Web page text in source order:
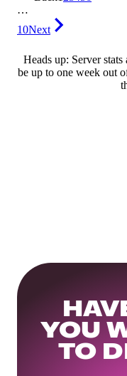
…
10Next
Heads up: Server
be up to one week out
YOU
TO